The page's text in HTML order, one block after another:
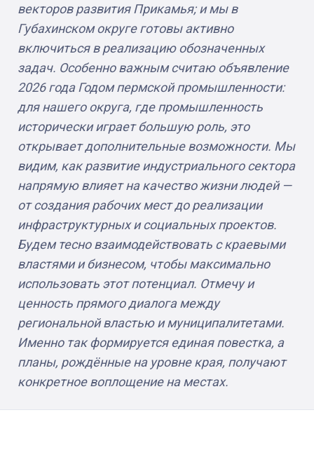
векторов развития Прикамья; и мы в
Губахинском округе готовы активно
включиться в реализацию обозначенных
задач. Особенно важным считаю объявление
2026 года Годом пермской промышленности:
для нашего округа, где промышленность
исторически играет большую роль, это
открывает дополнительные возможности. Мы
видим, как развитие индустриального сектора
напрямую влияет на качество жизни людей —
от создания рабочих мест до реализации
инфраструктурных и социальных проектов.
Будем тесно взаимодействовать с краевыми
властями и бизнесом, чтобы максимально
использовать этот потенциал. Отмечу и
ценность прямого диалога между
региональной властью и муниципалитетами.
Именно так формируется единая повестка, а
планы, рождённые на уровне края, получают
конкретное воплощение на местах.